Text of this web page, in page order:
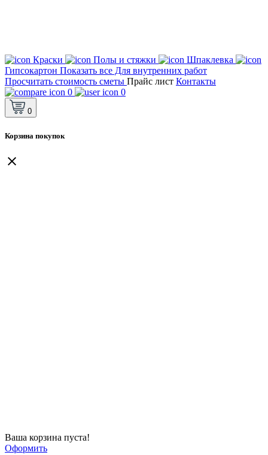
Краски Полы и стяжки
Шпаклевка
Гипсокартон Показать все Для внутренних работ
Просчитать стоимость сметы Прайс лист Контакты
0
0
0
Корзина покупок
Ваша корзина пуста!
Оформить